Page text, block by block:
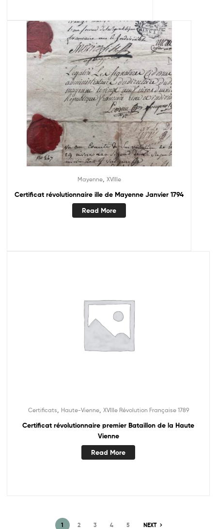
Mayenne, XVIIIe
Certificat révolutionnaire ille de Mayenne Janvier 1794
Read More
Certificats Haute-Vienne, XVIIIe Révolution Française 1789
Certificat révolutionnaire premier Bataillon de la Haute
Vienne
Read More
1 2 3 4 5 NEXT